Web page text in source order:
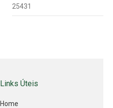
25431
Links Úteis
Home